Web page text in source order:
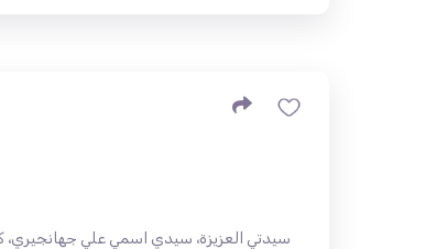
سيدتي العزيزة، سيدي اسمي علي جهانجيري،